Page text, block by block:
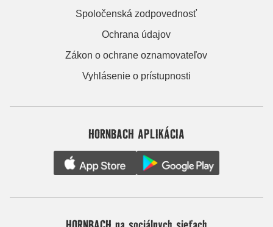
Spoločenská zodpovednosť
Ochrana údajov
Zákon o ochrane oznamovateľov
Vyhlásenie o prístupnosti
HORNBACH APLIKÁCIA